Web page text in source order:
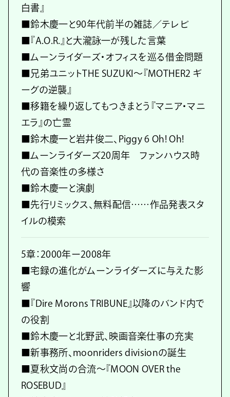
白書』
■鈴木慶一と90年代前半の雑誌／テレビ
■『A.O.R.』と大瀧詠一が残した言葉
■ムーンライダーズ・オフィスを巡る借金問題
■兄弟ユニットTHE SUZUKI〜『MOTHER2 ギ
ーグの逆襲』
■移籍を繰り返してもつきまとう『マニア・マニ
エラ』の亡霊
■鈴木慶一と岩井俊二、Piggy 6 Oh! Oh!
■ムーンライダーズ20周年 ファンハウス時
代の音楽性の多様さ
■鈴木慶一と演劇
■先行リミックス、無料配信……作品発表スタ
イルの模索
5章：2000年ー2008年
■宅録の進化がムーンライダーズに与えた影
響
■『Dire Morons TRIBUNE』以降のバンド内で
の役割
■鈴木慶一と北野武、映画音楽仕事の充実
■新事務所、moonriders divisionの誕生
■夏秋文尚の合流〜『MOON OVER the
ROSEBUD』